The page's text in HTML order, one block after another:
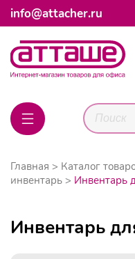
info@attacher.ru
Главная Каталог
инвентарь
Инвентарь
Инвентарь